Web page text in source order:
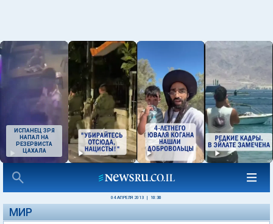
ИСПАНЕЦ ЗРЯ
НАПАЛ НА
РЕЗЕРВИСТА
ЦАХАЛА
04 АПРЕЛЯ 2013 10:30
МИР